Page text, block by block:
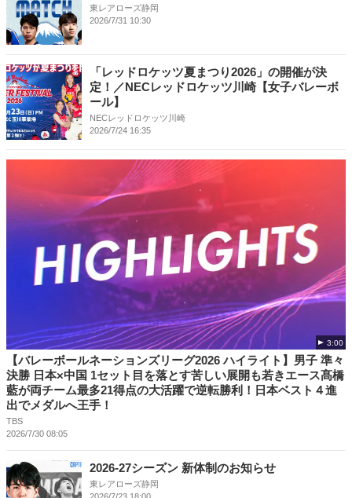
東レアローズ静岡
2026/7/31 10:30
「レッドロケッツ夏まつり2026」の開催が決
定！／NECレッドロケッツ川崎【女子バレーボ
ール】
NECレッドロケッツ川崎
2026/7/24 16:35
3:00
【バレーボールネーションズリーグ2026 ハイライト】男子 準々
決勝 日本×中国 1セット目を落とす苦しい展開も若きエース髙橋
藍が両チーム最多21得点の大活躍で逆転勝利！日本ベスト４進
出でメダルへ王手！
TBS
2026/7/30 08:05
2026-27シーズン 新体制のお知らせ
東レアローズ静岡